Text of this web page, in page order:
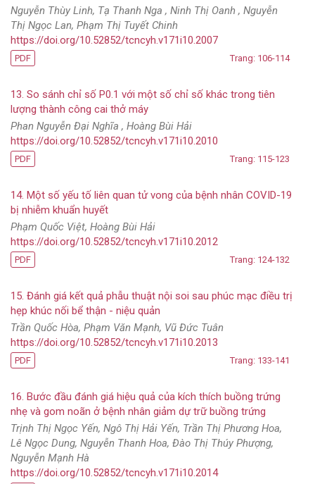
Nguyễn Thùy Linh, Tạ Thanh Nga , Ninh Thị Oanh , Nguyễn
Thị Ngọc Lan, Phạm Thị Tuyết Chinh
https://doi.org/10.52852/tcncyh.v171i10.2007
PDF Trang: 106-114
13. So sánh chỉ số P0.1 với một số chỉ số khác trong tiên
lượng thành công cai thở máy
Phan Nguyễn Đại Nghĩa , Hoàng Bùi Hải
https://doi.org/10.52852/tcncyh.v171i10.2010
PDF Trang: 115-123
14. Một số yếu tố liên quan tử vong của bệnh nhân COVID-19
bị nhiễm khuẩn huyết
Phạm Quốc Việt, Hoàng Bùi Hải
https://doi.org/10.52852/tcncyh.v171i10.2012
PDF Trang: 124-132
15. Đánh giá kết quả phẫu thuật nội soi sau phúc mạc điều trị
hẹp khúc nối bể thận - niệu quản
Trần Quốc Hòa, Phạm Văn Mạnh, Vũ Đức Tuân
https://doi.org/10.52852/tcncyh.v171i10.2013
PDF Trang: 133-141
16. Bước đầu đánh giá hiệu quả của kích thích buồng trứng
nhẹ và gom noãn ở bệnh nhân giảm dự trữ buồng trứng
Trịnh Thị Ngọc Yến, Ngô Thị Hải Yến, Trần Thị Phương Hoa,
Lê Ngọc Dung, Nguyễn Thanh Hoa, Đào Thị Thúy Phượng,
Nguyễn Mạnh Hà
https://doi.org/10.52852/tcncyh.v171i10.2014